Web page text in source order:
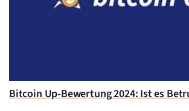
Bitcoin Up-Bewertung 2024: Ist es